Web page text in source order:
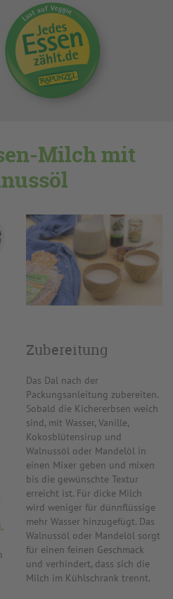
Milch mit
Zubereitung
Das Dal nach der
Packungsanleitung zubereiten.
Sobald die Kichererbsen weich
sind, mit Wasser, Vanille,
Kokosblütensirup und
Walnussöl oder Mandelöl in
einen Mixer geben und mixen
bis die gewünschte Textur
erreicht ist. Für dicke Milch
wird weniger für dünnflüssige
mehr Wasser hinzugefügt. Das
Walnussöl oder Mandelöl sorgt
für einen feinen Geschmack
und verhindert, dass sich die
Milch im Kühlschrank trennt.